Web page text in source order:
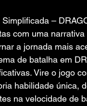
–
com uma
a jornada mais
de batalha em
Vire o jogo
habilidade única,
na velocidade de